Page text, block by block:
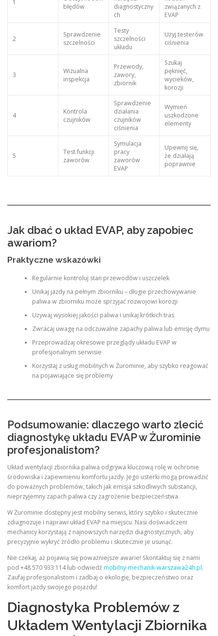
1
błędów
diagnostyczny
ch
związanych z
EVAP
2
Sprawdzenie
szczelności
Testy
szczelności
układu
Użyj testerów
ciśnienia
3
Wizualna
inspekcja
Przewody,
zawory,
zbiornik
Szukaj
pęknięć,
wycieków,
korozji
4
Kontrola
czujników
Sprawdzenie
działania
czujników
ciśnienia
Wymień
uszkodzone
elementy
5
Test funkcji
zaworów
Symulacja
pracy
zaworów
EVAP
Upewnij się,
że działają
poprawnie
Jak dbać o układ EVAP, aby zapobiec
awariom?
Praktyczne wskazówki
Regularnie kontroluj stan przewodów i uszczelek
Unikaj jazdy na pełnym zbiorniku – długie przechowywanie
paliwa w zbiorniku może sprzyjać rozwojowi korozji
Używaj wysokiej jakości paliwa i unikaj krótkich tras
Zwracaj uwagę na odczuwalne zapachy paliwa lub emisję dymu
Przeprowadzaj okresowe przeglądy układu EVAP w
profesjonalnym serwisie
Korzystaj z usług mobilnych w Żurominie, aby szybko reagować
na pojawiające się problemy
Podsumowanie: dlaczego warto zlecić
diagnostykę układu EVAP w Żurominie
profesjonalistom?
Układ wentylacji zbiornika paliwa odgrywa kluczową rolę w ochronie
środowiska i zapewnieniu komfortu jazdy. Jego usterki mogą prowadzić
do poważnych problemów, takich jak emisja szkodliwych substancji,
nieprzyjemny zapach paliwa czy zagrożenie bezpieczeństwa.
W Żurominie dostępny jest mobilny serwis, który szybko i skutecznie
zdiagnozuje i naprawi układ EVAP na miejscu. Nasi doświadczeni
mechanicy korzystają z najnowszych narzędzi diagnostycznych, aby
precyzyjnie wykryć źródło problemu i skutecznie je usunąć.
Nie czekaj, aż pojawią się poważniejsze awarie! Skontaktuj się z nami
pod +48 570 933 114 lub odwiedźmobilny-mechanik-warszawa24h.pl.
Zaufaj profesjonalistom i zadbaj o ekologię, bezpieczeństwo oraz
komfort jazdy swojego pojazdu!
Diagnostyka Problemów z
Układem Wentylacji Zbiornika